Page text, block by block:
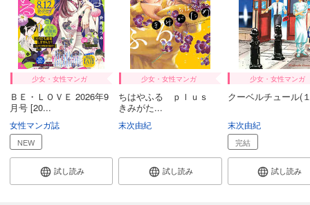
少女・女性マンガ
ＢＥ・ＬＯＶＥ 2026年9
月号 [20...
女性マンガ誌
NEW
試し読み
少女・女性マンガ
ちはやふる ｐｌｕｓ
きみがた...
末次由紀
試し読み
少女・女性マンガ
クーベルチュール(
末次由紀
完結
試し読み